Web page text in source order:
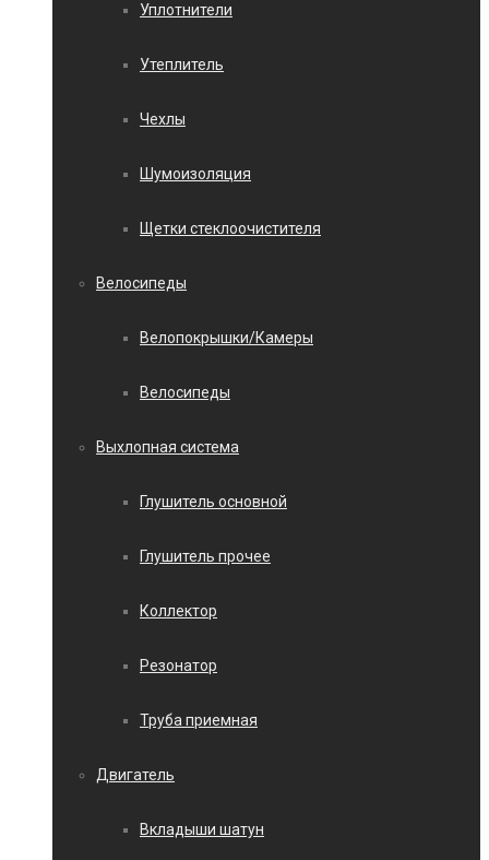
Уплотнители
Утеплитель
Чехлы
Шумоизоляция
Щетки стеклоочистителя
Велосипеды
Велопокрышки/Камеры
Велосипеды
Выхлопная система
Глушитель основной
Глушитель прочее
Коллектор
Резонатор
Труба приемная
Двигатель
Вкладыши шатун